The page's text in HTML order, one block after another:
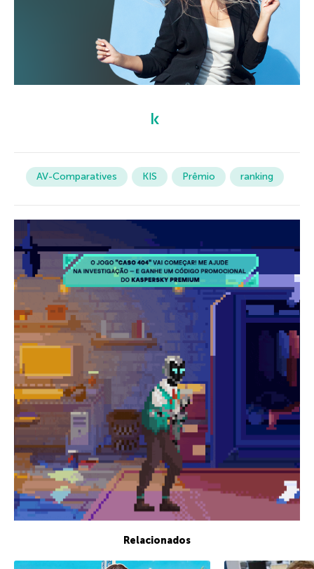
AV-Comparatives KIS Prêmio ranking
Relacionados